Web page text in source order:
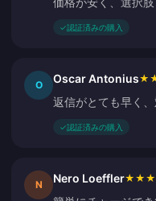
✓認証済みの購入
O Oscar Antonius★
返信がとても早く、
✓認証済みの購入
N Nero Loeffler★ ★ ★